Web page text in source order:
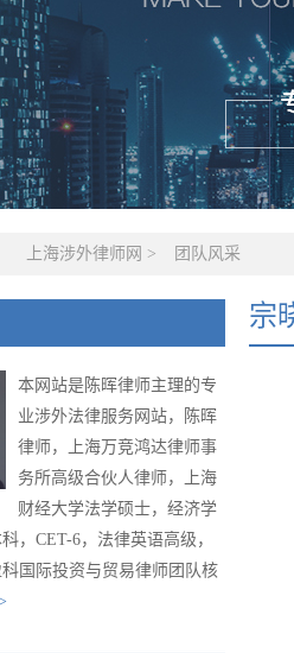
上海涉外律师网 > 团队风采
本网站是陈晖律师主理的专
业涉外法律服务网站，陈晖
律师，上海万竞鸿达律师事
务所高级合伙人律师，上海
财经大学法学硕士，经济学
，CET-6，法律英语高级，
国际投资与贸易律师团队核
宗